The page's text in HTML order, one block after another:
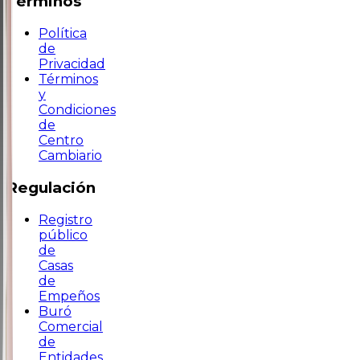
Política
de
Privacidad
Términos
y
Condiciones
de
Centro
Cambiario
Regulación
Registro
público
de
Casas
de
Empeños
Buró
Comercial
de
Entidades